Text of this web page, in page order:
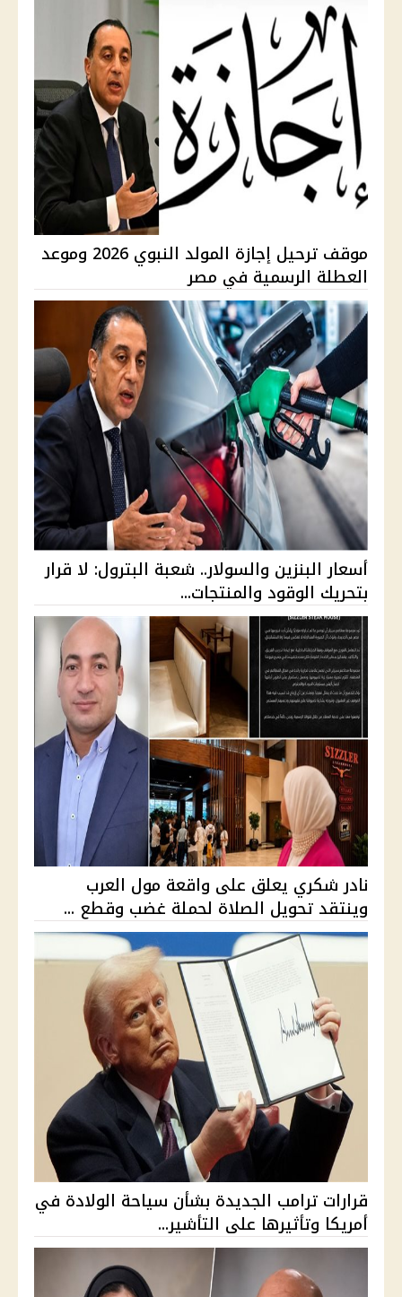
موقف ترحيل إجازة المولد النبوي 2026 وموعد
العطلة الرسمية في مصر
أسعار البنزين والسولار.. شعبة البترول: لا قرار
بتحريك الوقود والمنتجات...
نادر شكري يعلق على واقعة مول العرب
وينتقد تحويل الصلاة لحملة غضب وقطع ...
قرارات ترامب الجديدة بشأن سياحة الولادة في
أمريكا وتأثيرها على التأشير...